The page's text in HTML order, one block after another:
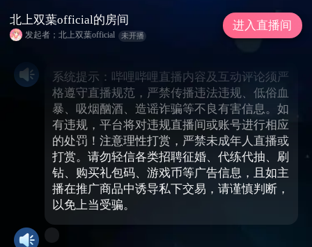
系统提示：哔哩哔哩直播内容及互动评论须严
格遵守直播规范，严禁传播违法违规、低俗血
暴、吸烟酗酒、造谣诈骗等不良有害信息。如
有违规，平台将对违规直播间或账号进行相应
的处罚！注意理性打赏，严禁未成年人直播或
打赏。请勿轻信各类招聘征婚、代练代抽、刷
钻、购买礼包码、游戏币等广告信息，且如主
播在推广商品中诱导私下交易，请谨慎判断，
以免上当受骗。
北上双葉official的房间
发起者；北上双葉official 未开播
进入直播间